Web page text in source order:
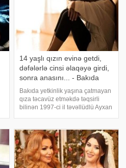
14 yaşlı qızın evinə getdi,
dəfələrlə cinsi əlaqəyə girdi,
sonra anasını... - Bakıda
Bakıda yetkinlik yaşına çatmayan
qıza təcavüz etməkdə təqsirli
bilinən 1997-ci il təvəllüdlü Ayxan
Ayxan Məmmədov 2015-ci ilin
oktyabrında Feysbukda 2001-ci
ildə anada